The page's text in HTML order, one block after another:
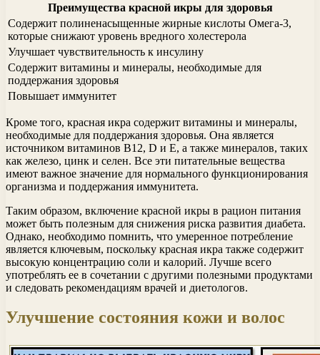
Преимущества красной икры для здоровья
Содержит полиненасыщенные жирные кислоты Омега-3,
которые снижают уровень вредного холестерола
Улучшает чувствительность к инсулину
Содержит витамины и минералы, необходимые для
поддержания здоровья
Повышает иммунитет
Кроме того, красная икра содержит витамины и минералы,
необходимые для поддержания здоровья. Она является
источником витаминов В12, D и Е, а также минералов, таких
как железо, цинк и селен. Все эти питательные вещества
имеют важное значение для нормального функционирования
организма и поддержания иммунитета.
Таким образом, включение красной икры в рацион питания
может быть полезным для снижения риска развития диабета.
Однако, необходимо помнить, что умеренное потребление
является ключевым, поскольку красная икра также содержит
высокую концентрацию соли и калорий. Лучше всего
употреблять ее в сочетании с другими полезными продуктами
и следовать рекомендациям врачей и диетологов.
Улучшение состояния кожи и волос